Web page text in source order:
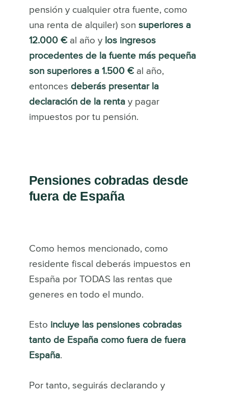
pensión y cualquier otra fuente, como
una renta de alquiler) son superiores a
12.000 €al año y los ingresos
procedentes de la fuente más pequeña
son superiores a 1.500 €al año,
entonces deberás presentar la
declaración de la rentay pagar
impuestos por tu pensión.
Pensiones cobradas desde
fuera de España
Como hemos mencionado, como
residente fiscal deberás impuestos en
España por TODAS las rentas que
generes en todo el mundo.
Esto incluye las pensiones cobradas
tanto de España como fuera de fuera
España.
Por tanto, seguirás declarando y